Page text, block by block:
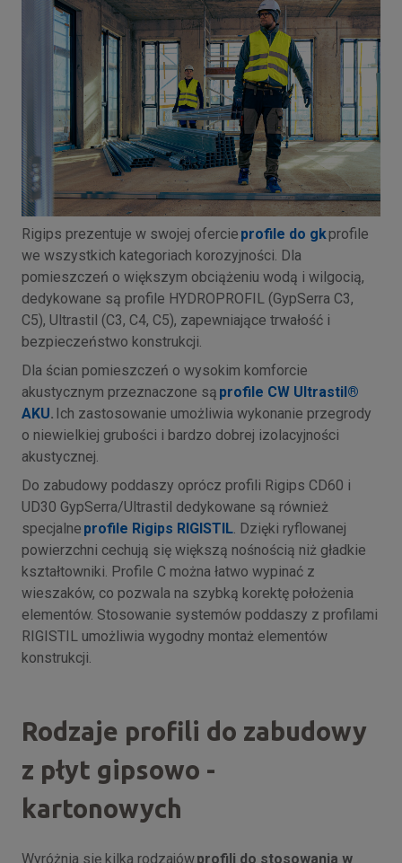
Rigips prezentuje w swojej ofercie profile do gkprofile
we wszystkich kategoriach korozyjności. Dla
pomieszczeń o większym obciążeniu wodą i wilgocią,
dedykowane są profile HYDROPROFIL (GypSerra C3,
C5), Ultrastil (C3, C4, C5), zapewniające trwałość i
bezpieczeństwo konstrukcji.
Dla ścian pomieszczeń o wysokim komforcie
akustycznym przeznaczone są profile CW Ultrastil®
AKU. Ich zastosowanie umożliwia wykonanie przegrody
o niewielkiej grubości i bardzo dobrej izolacyjności
akustycznej.
Do zabudowy poddaszy oprócz profili Rigips CD60 i
UD30 GypSerra/Ultrastil dedykowane są również
specjalne profile Rigips RIGISTIL . Dzięki ryflowanej
powierzchni cechują się większą nośnością niż gładkie
kształtowniki. Profile C można łatwo wypinać z
wieszaków, co pozwala na szybką korektę położenia
elementów. Stosowanie systemów poddaszy z profilami
RIGISTIL umożliwia wygodny montaż elementów
konstrukcji.
Rodzaje profili do zabudowy
z płyt gipsowo -
kartonowych
Wyróżnia się kilka rodzajówprofili do stosowania w